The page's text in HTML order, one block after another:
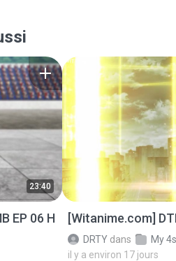
23:40
EP 06 H
[Witanime.com]
DRTY dans
My
il y a environ 17 jours